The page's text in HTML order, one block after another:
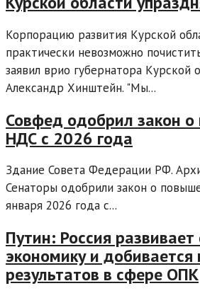
Корпорацию развития Курской
практически невозможно
заявил врио губернатора Курской
Александр Хинштейн. "Мы...
Совфед одобрил закон о
НДС с 2026 года
Здание Совета Федерации РФ.
Сенаторы одобрили закон о
января 2026 года с...
Путин: Россия
экономику и
результатов в сфере ОПК